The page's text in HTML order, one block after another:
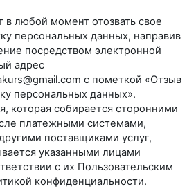
в любой момент отозвать свое
персональных данных, направив
посредством электронной
адрес
с пометкой «Отзыв
персональных данных».
которая собирается сторонними
платежными системами,
поставщиками услуг,
указанными лицами
с их Пользовательским
конфиденциальности.